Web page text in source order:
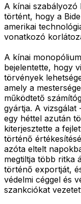
A kínai szabályozó
történt, hogy a
amerikai
vonatkozó
A kínai
bejelentette, hogy
törvények
amely a
működtető
gyártja. A vizsgálat
egy héttel azután
kiterjesztette a
történő
azóta eltelt
megtiltja több ritka
történő exportját,
védelmi céggel és
szankciókat